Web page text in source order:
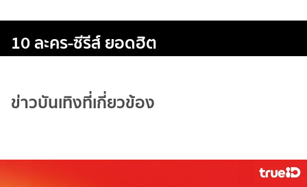
10 ละคร-ซีรีส์ ยอดฮิต
ข่าวบันเทิงที่เกี่ยวข้อง